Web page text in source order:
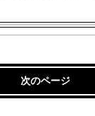
次のページ